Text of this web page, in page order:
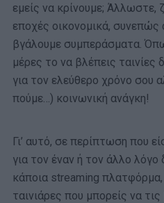
εμείς να κρίνουμε; Άλλωστε,
εποχές οικονομικά, συνεπώς
βγάλουμε συμπεράσματα.
μέρες το να βλέπεις ταινίες
για τον ελεύθερο χρόνο σου
πούμε…) κοινωνική ανάγκη!
Γι’ αυτό, σε περίπτωση που
για τον έναν ή τον άλλο
κάποια streaming πλατφόρμα,
ταινιάρες που μπορείς να